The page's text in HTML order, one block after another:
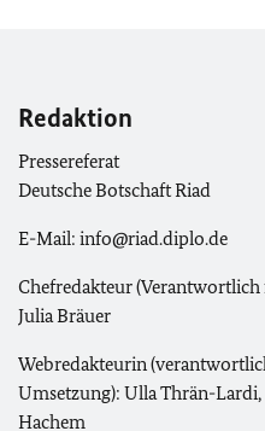
Redaktion
Pressereferat
Deutsche Botschaft Riad
E-Mail: info@riad.diplo.de
Chefredakteur
Julia Bräuer
Webredakteurin
Umsetzung): Ulla Thrän-
Hachem